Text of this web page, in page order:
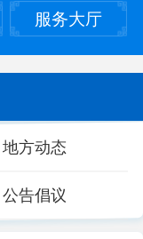
服务大厅
地方动态
公告倡议